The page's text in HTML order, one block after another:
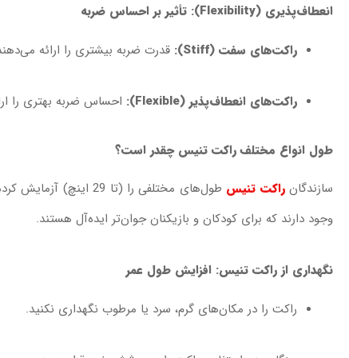
انعطاف‌پذیری (Flexibility): تأثیر بر احساس ضربه
راکت‌های سفت (Stiff): قدرت ضربه بیشتری را ارائه
راکت‌های انعطاف‌پذیر (Flexible): احساس ضربه بهتری را
طول انواع مختلف راکت تنیس چقدر است؟
سازندگانراکت تنیس
وجود دارند که برای کودکان و بازیکنان جوان‌تر ایده‌آل هستند.
نگهداری از راکت تنیس: افزایش طول عمر
راکت را در مکان‌های گرم، سرد یا مرطوب نگهداری نکنید.